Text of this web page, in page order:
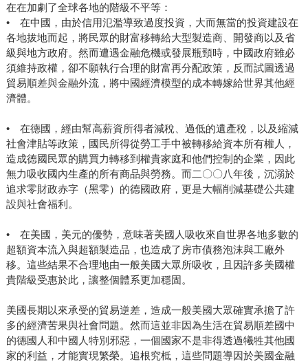
在在加劇了全球各地的階級不平等：
• 在中國，由於信用氾濫導致過度投資，大而無當的投資建設在
各地拔地而起，將民眾的財富移轉給大型製造商、開發商以及省
級與地方政府。然而遭遇金融危機或發展瓶頸時，中國政府雖必
須維持政權，卻不願執行合理的財富再分配政策，反而試圖透過
貿易順差與金融外流，將中國經濟模型的成本轉嫁給世界其他經
濟體。
• 在德國，經由幫高薪資所得者減稅、過低的遺產稅，以及縮減
社會津貼等政策，國民所得從勞工手中被轉移給資本所有權人，
造成德國民眾的購買力轉移到權貴家庭和他們控制的企業，因此
無力吸收國內生產的所有商品與勞務。而二〇〇八年後，沉溺於
追求零財政赤字（黑零）的德國政府，更是大幅削減基礎公共建
設與社會福利。
• 在美國，美元的優勢，意味著美國人吸收來自世界各地多數的
超額資本流入與超額製造品，也造成了房市債務泡沫與工廠外
移。這些結果不合理地由一般美國大眾所吸收，且因許多美國權
貴階級受惠於此，讓整個體系更加穩固。
美國長期以來承受的貿易逆差，造成一般美國大眾確實承擔了許
多的經濟苦果與社會問題。然而這並非因為生活在貿易順差國中
的德國人和中國人特別邪惡，一個國家不是非得透過犧牲其他國
家的利益，才能實現繁榮。追根究柢，這些問題導因於美國金融